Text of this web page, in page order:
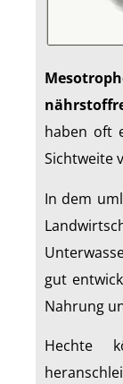
haben oft
Sichtweite
In dem
gut
Nahrung
Hechte